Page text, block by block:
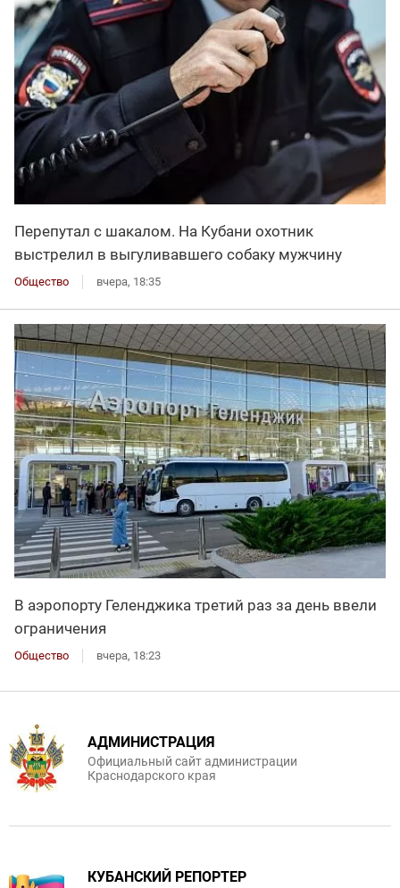
Перепутал с шакалом. На Кубани охотник
выстрелил в выгуливавшего собаку мужчину
Общество вчера, 18:35
В аэропорту Геленджика третий раз за день ввели
ограничения
Общество вчера, 18:23
АДМИНИСТРАЦИЯ
Официальный сайт администрации
Краснодарского края
КУБАНСКИЙ РЕПОРТЕР